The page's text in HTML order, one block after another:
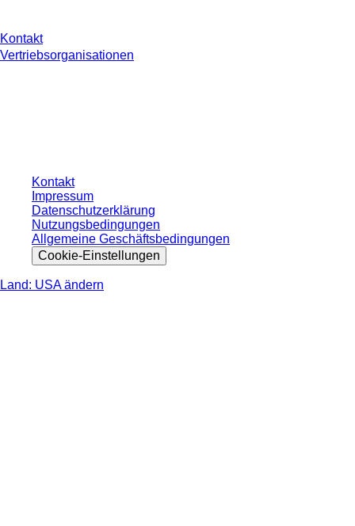
Kontakt
Vertriebsorganisationen
Kontakt
Impressum
Datenschutzerklärung
Nutzungsbedingungen
Allgemeine Geschäftsbedingungen
Cookie-Einstellungen
Land: USA ändern